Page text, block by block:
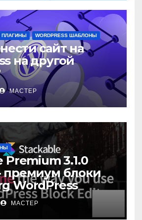
ПЛАГИНЫ WORDPRESS ШАБЛОНЫ
сайт на
на другой
МАСТЕР
Premium 3.1.0
премиум блоки
WordPress
МАСТЕР